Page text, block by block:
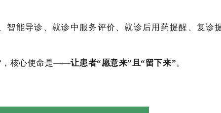
智能导诊、就诊中服务评价、就诊后用药提醒、复诊
，核心使命是——让患者“愿意来”且“留下来”。